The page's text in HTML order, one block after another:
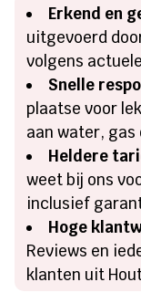
Erkend en
uitgevoerd
volgens
Snelle
plaatse voor
aan water,
Heldere
weet bij ons
inclusief
Hoge
Reviews en
klanten uit